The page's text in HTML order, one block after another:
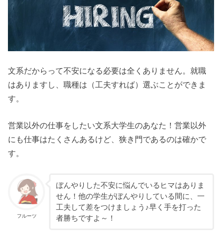
文系だからって不安になる必要は全くありません。就職
はありますし、職種は（工夫すれば）選ぶことができま
す。
営業以外の仕事をしたい文系大学生のあなた！営業以外
にも仕事はたくさんあるけど、狭き門であるのは確かで
す。
フルーツ
ぼんやりした不安に悩んでいるヒマはありま
せん！他の学生がぼんやりしている間に、一
工夫して差をつけましょう♪早く手を打った
者勝ちですよ～！